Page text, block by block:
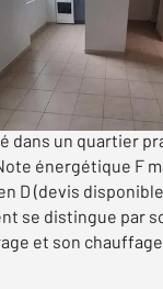
F2 à vendre
900 €
dans un quartier
énergétique F
D (devis
se distingue par
et son chauffage